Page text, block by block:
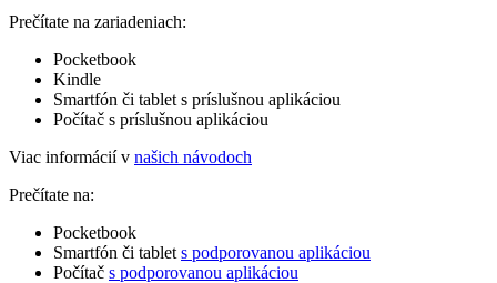
Prečítate na zariadeniach:
Pocketbook
Kindle
Smartfón či tablet s príslušnou aplikáciou
Počítač s príslušnou aplikáciou
Viac informácií v našich návodoch
Prečítate na:
Pocketbook
Smartfón či tablet s podporovanou aplikáciou
Počítač s podporovanou aplikáciou